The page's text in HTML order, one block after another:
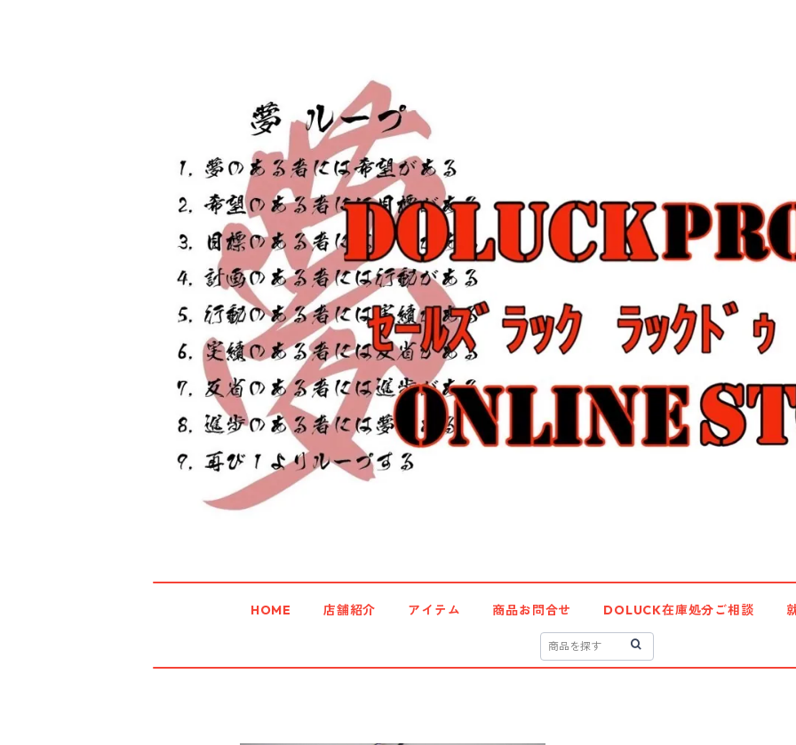
HOME 店舗紹介 アイテム 商品お問合せ DOLUCK在庫処分ご相談